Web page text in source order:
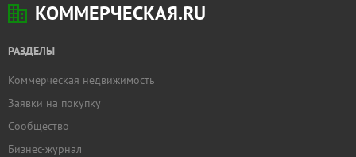
КОММЕРЧЕСКАЯ.RU
РАЗДЕЛЫ
Коммерческая недвижимость
Заявки на покупку
Сообщество
Бизнес-журнал